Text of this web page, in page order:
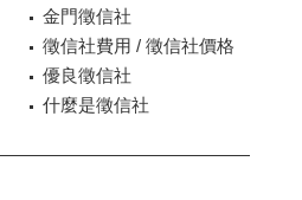
金門徵信社
徵信社費用 / 徵信社價格
優良徵信社
什麼是徵信社